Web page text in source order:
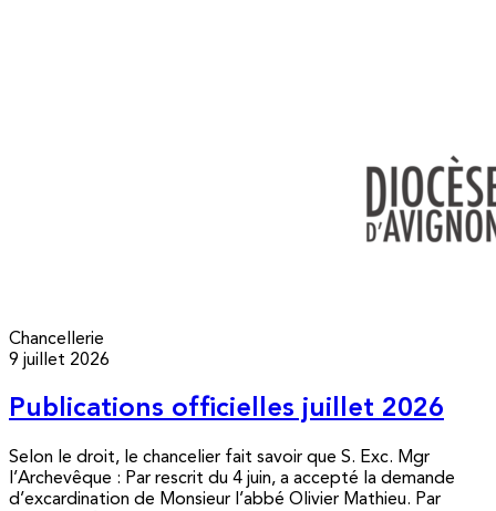
Chancellerie
9 juillet 2026
Publications officielles juillet 2026
Selon le droit, le chancelier fait savoir que S. Exc. Mgr
l’Archevêque : Par rescrit du 4 juin, a accepté la demande
d’excardination de Monsieur l’abbé Olivier Mathieu. Par